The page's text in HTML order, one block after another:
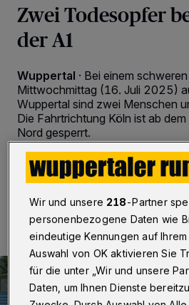
Zwei Todesopfer
der A1
Wuppertal · Bei einem
Mittwochmittag (16. Juli 2025)
Wuppertal sind zwei Menschen
Die Fahrtrichtung Köln ist ab
Nord gesperrt.
Wir und unsere 218-Partner
personenbezogene Daten wie
eindeutige Kennungen auf Ihrem
Auswahl von OK aktivieren Sie
für die unter „Wir und unsere
Daten, um Ihnen Dienste